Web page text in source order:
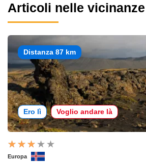
Articoli nelle vicinanze
Distanza 87 km
Ero lì Voglio andare là
Europa